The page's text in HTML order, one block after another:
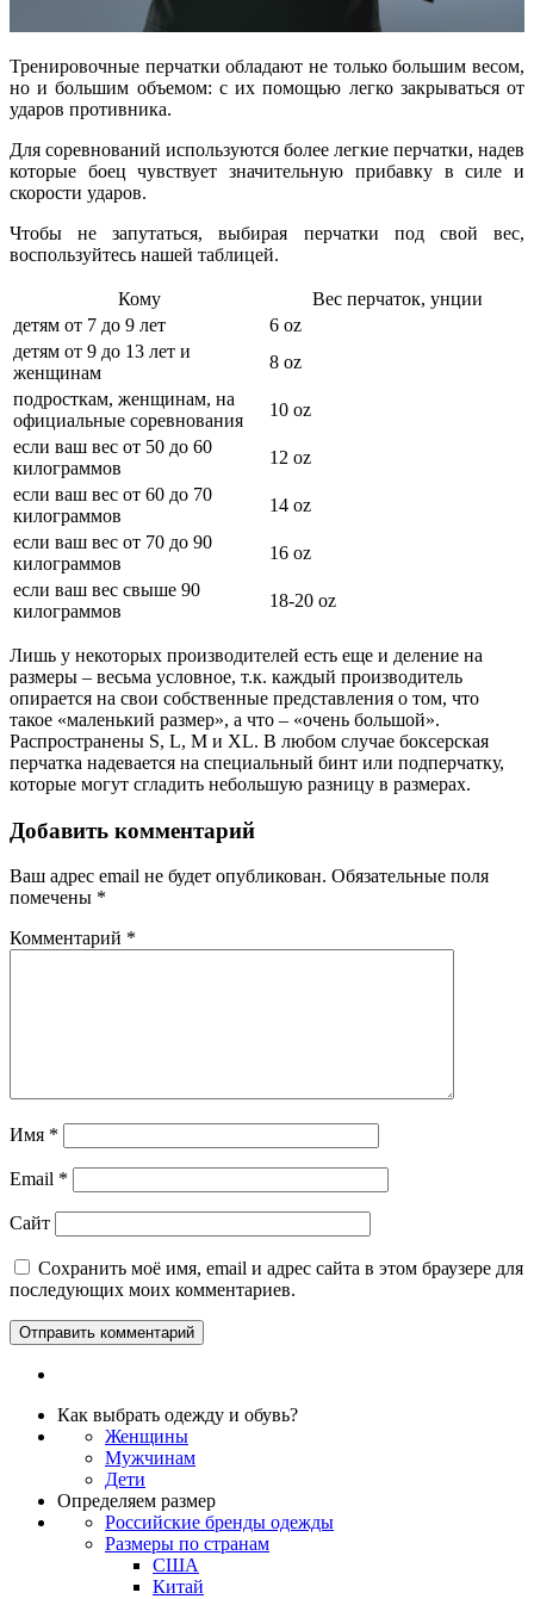
Тренировочные перчатки обладают не только большим весом,
но и большим объемом: с их помощью легко закрываться от
ударов противника.
Для соревнований используются более легкие перчатки, надев
которые боец чувствует значительную прибавку в силе и
скорости ударов.
Чтобы не запутаться, выбирая перчатки под свой вес,
воспользуйтесь нашей таблицей.
Кому
Вес перчаток, унции
детям от 7 до 9 лет
6 oz
детям от 9 до 13 лет и
женщинам
8 oz
подросткам, женщинам, на
официальные соревнования
10 oz
если ваш вес от 50 до 60
килограммов
12 oz
если ваш вес от 60 до 70
килограммов
14 oz
если ваш вес от 70 до 90
килограммов
16 oz
если ваш вес свыше 90
килограммов
18-20 oz
Лишь у некоторых производителей есть еще и деление на
размеры – весьма условное, т.к. каждый производитель
опирается на свои собственные представления о том, что
такое «маленький размер», а что – «очень большой».
Распространены S, L, M и XL. В любом случае боксерская
перчатка надевается на специальный бинт или подперчатку,
которые могут сгладить небольшую разницу в размерах.
Добавить комментарий
Ваш адрес email не будет опубликован. Обязательные поля
помечены *
Комментарий *
Имя *
Email *
Сайт
Сохранить моё имя, email и адрес сайта в этом браузере для
последующих моих комментариев.
Как выбрать одежду и обувь?
Женщины
Мужчинам
Дети
Определяем размер
Российские бренды одежды
Размеры по странам
США
Китай